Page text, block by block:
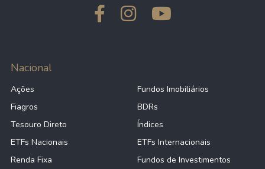
Nacional
Ações
Fundos Imobiliários
Fiagros
BDRs
Tesouro Direto
Índices
ETFs Nacionais
ETFs Internacionais
Renda Fixa
Fundos de Investimentos